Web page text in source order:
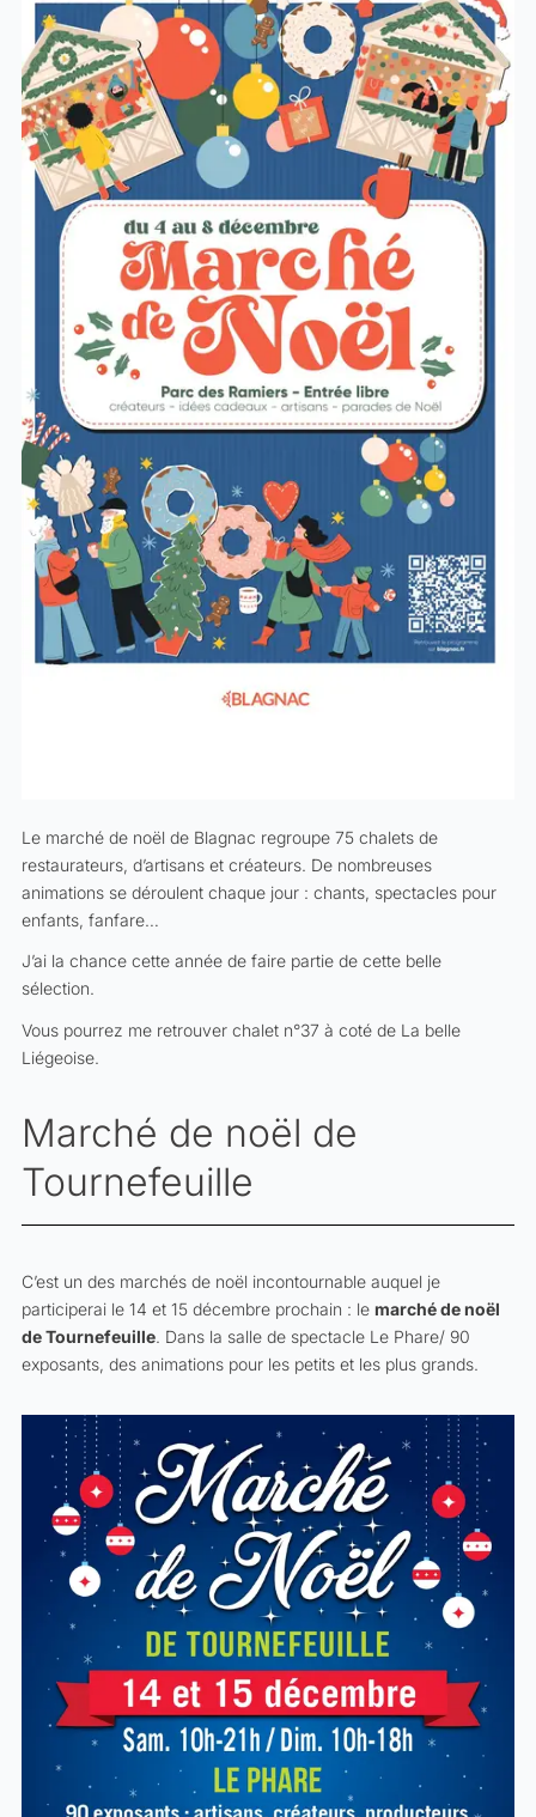
Le marché de noël de Blagnac regroupe 75 chalets de
restaurateurs, d’artisans et créateurs. De nombreuses
animations se déroulent chaque jour : chants, spectacles pour
enfants, fanfare…
J’ai la chance cette année de faire partie de cette belle
sélection.
Vous pourrez me retrouver chalet n°37 à coté de La belle
Liégeoise.
Marché de noël de
Tournefeuille
C’est un des marchés de noël incontournable auquel je
participerai le 14 et 15 décembre prochain : le marché de noël
de Tournefeuille. Dans la salle de spectacle Le Phare/ 90
exposants, des animations pour les petits et les plus grands.